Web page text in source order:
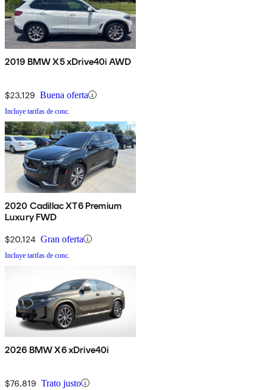
2019 BMW X5 xDrive40i AWD
$23,129 Buena oferta
Incluye tarifas de conc.
2020 Cadillac XT6 Premium
Luxury FWD
$20,124 Gran oferta
Incluye tarifas de conc.
2026 BMW X6 xDrive40i
$76,819 Trato justo